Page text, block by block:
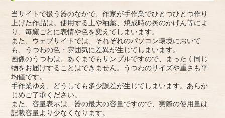
当サイトで扱う器のなかで、作家が手作業でひとつひとつ作り
上げた作品は。使用する土や釉薬、焼成時の炎のかげん等によ
り、毎窯ごとに表情や色を変えてしまいます。
また、ウェブサイトでは、それぞれのパソコン環境において
も、うつわの色・雰囲気に差異が生じてしまいます。
画像のうつわは、あくまでもサンプルですので、まったく同じ
物をお届けすることはできません。うつわのサイズや重さも平
均値です。
手作業ゆえ、どうしても多少誤差が生じてしまいます。あらか
じめご了承ください。
また、容量表示は、器の最大の容量ですので、実際の使用量は
記載容量より少なくなります。